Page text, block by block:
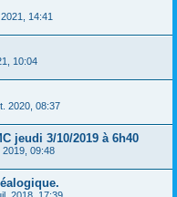
14:41
10:04
2020, 08:37
jeudi 3/10/2019 à 6h40
2019, 09:48